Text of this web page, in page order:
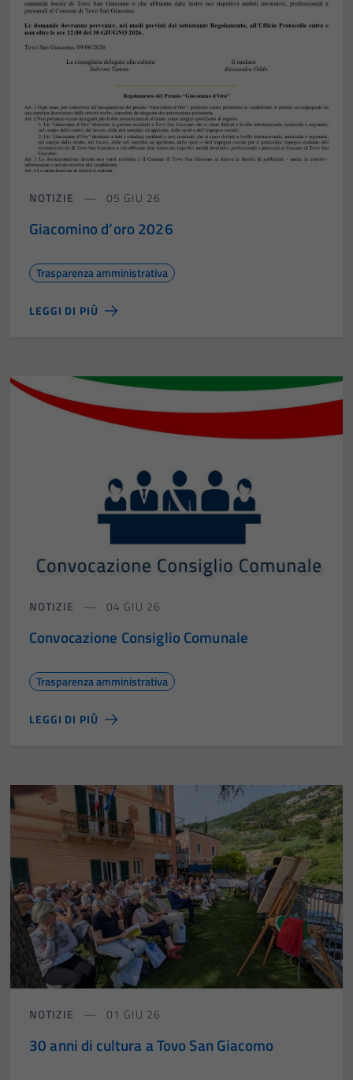
NOTIZIE 05 GIU 26
Giacomino d’oro 2026
Trasparenza amministrativa
LEGGI DI PIÙ
NOTIZIE 04 GIU 26
Convocazione Consiglio Comunale
Trasparenza amministrativa
LEGGI DI PIÙ
NOTIZIE 01 GIU 26
30 anni di cultura a Tovo San Giacomo